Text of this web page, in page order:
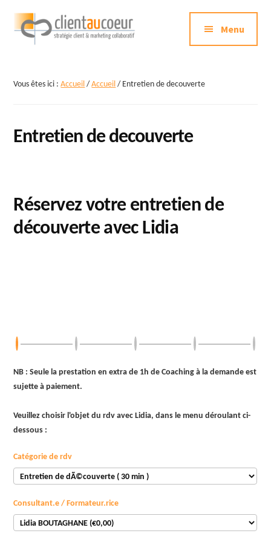
contenu
Additional
menu
génératrices
de
Menu
Vous êtes ici :Accueil / Accueil /Entretien de decouverte
Entretien de decouverte
Réservez votre entretien de
découverte avec Lidia
NB : Seule la prestation en extra de 1h de Coaching à la demande est
sujette à paiement.
Veuillez choisir l'objet du rdv avec Lidia, dans le menu déroulant ci-
dessous :
Catégorie de rdv
Consultant.e / Formateur.rice